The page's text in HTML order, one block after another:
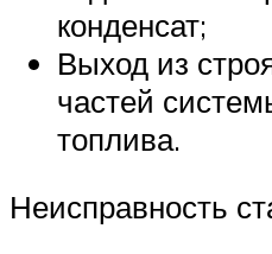
конденсат;
Выход из
частей
топлива.
Неисправность